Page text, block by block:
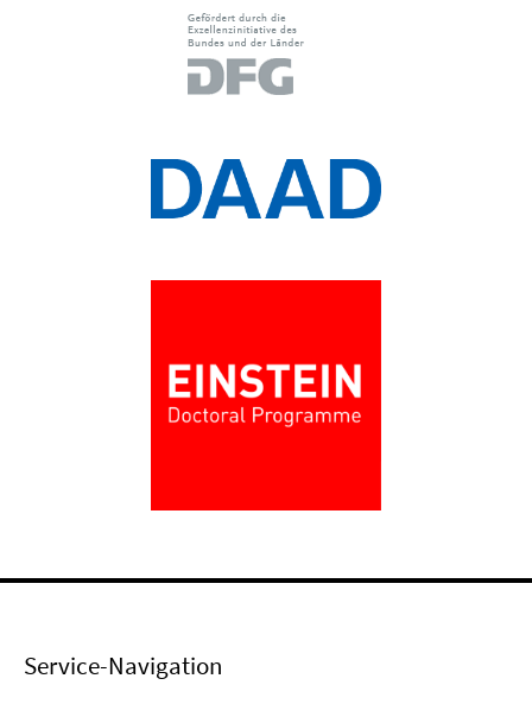
Service-Navigation